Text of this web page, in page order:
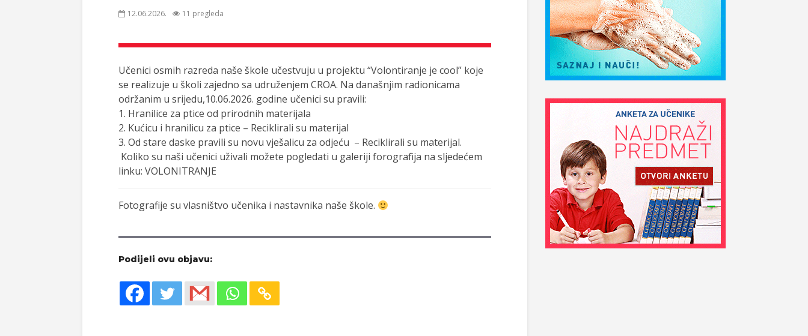
12.06.2026. 11 pregleda
Učenici osmih razreda naše škole učestvuju u projektu “Volontiranje je cool” koje
se realizuje u školi zajedno sa udruženjem CROA. Na današnjim radionicama
održanim u srijedu,10.06.2026. godine učenici su pravili:
1. Hranilice za ptice od prirodnih materijala
2. Kućicu i hranilicu za ptice – Reciklirali su materijal
3. Od stare daske pravili su novu vješalicu za odjeću – Reciklirali su materijal.
Koliko su naši učenici uživali možete pogledati u galeriji forografija na sljedećem
linku: VOLONITRANJE
Fotografije su vlasništvo učenika i nastavnika naše škole.
Podijeli ovu objavu: